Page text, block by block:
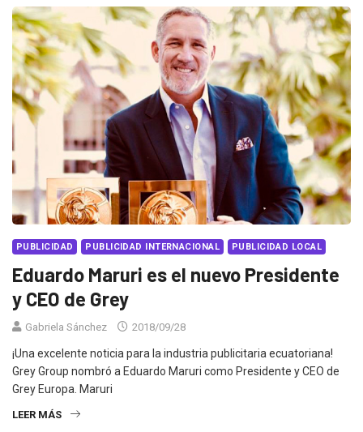
PUBLICIDAD PUBLICIDAD INTERNACIONAL PUBLICIDAD LOCAL
Eduardo Maruri es el nuevo Presidente
y CEO de Grey
Gabriela Sánchez 2018/09/28
¡Una excelente noticia para la industria publicitaria ecuatoriana!
Grey Group nombró a Eduardo Maruri como Presidente y CEO de
Grey Europa. Maruri
LEER MÁS